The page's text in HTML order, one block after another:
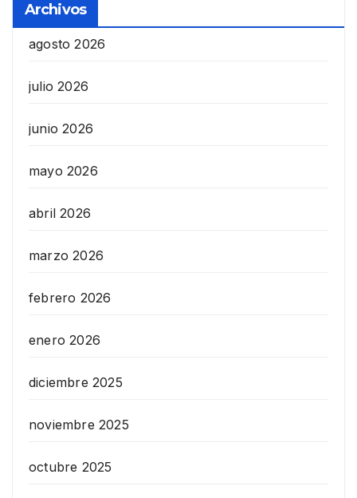
Archivos
agosto 2026
julio 2026
junio 2026
mayo 2026
abril 2026
marzo 2026
febrero 2026
enero 2026
diciembre 2025
noviembre 2025
octubre 2025